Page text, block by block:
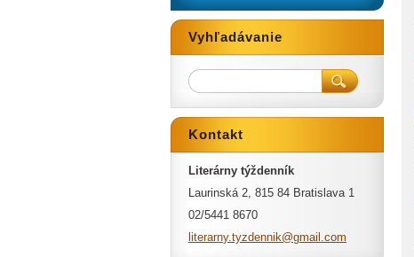
Vyhľadávanie
Kontakt
Literárny týždenník
Laurinská 2, 815 84 Bratislava 1
02/5441 8670
literarny.tyzdennik@gmai l.com